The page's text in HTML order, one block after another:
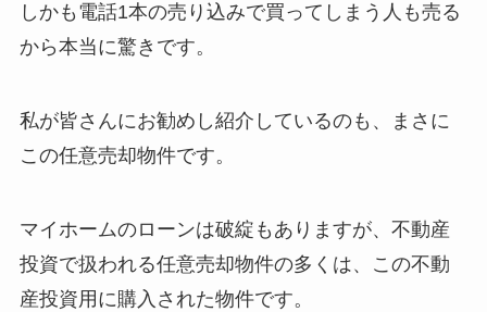
しかも電話1本の売り込みで買ってしまう人も売る
から本当に驚きです。
私が皆さんにお勧めし紹介しているのも、まさに
この任意売却物件です。
マイホームのローンは破綻もありますが、不動産
投資で扱われる任意売却物件の多くは、この不動
産投資用に購入された物件です。